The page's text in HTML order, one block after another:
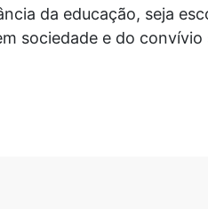
da educação, seja
sociedade e do